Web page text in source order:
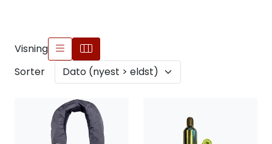
Visning
Sorter